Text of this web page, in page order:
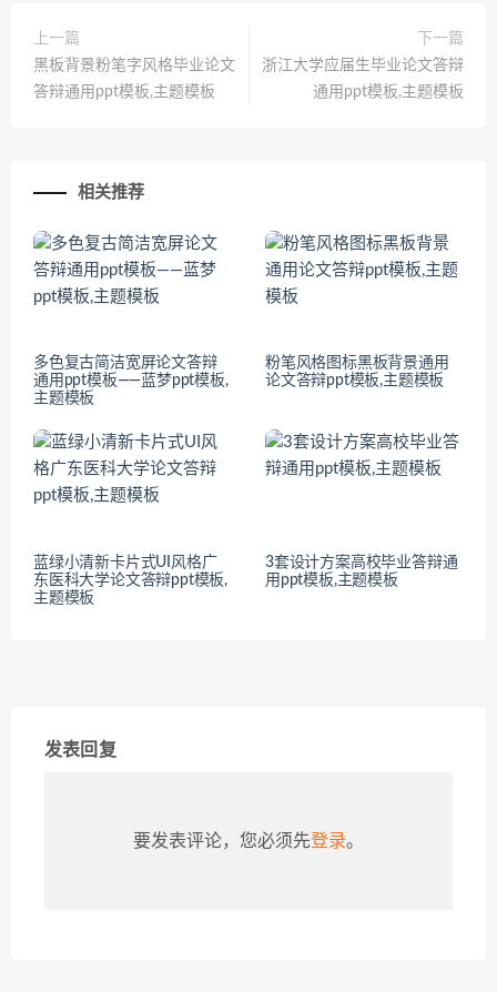
上一篇
黑板背景粉笔字风格毕业论文
答辩通用ppt模板,主题模板
下一篇
浙江大学应届生毕业论文答辩
通用ppt模板,主题模板
相关推荐
多色复古简洁宽屏论文答辩
通用ppt模板——蓝梦ppt模板,
主题模板
粉笔风格图标黑板背景通用
论文答辩ppt模板,主题模板
蓝绿小清新卡片式UI风格广
东医科大学论文答辩ppt模板,
主题模板
3套设计方案高校毕业答辩通
用ppt模板,主题模板
发表回复
要发表评论，您必须先登录。